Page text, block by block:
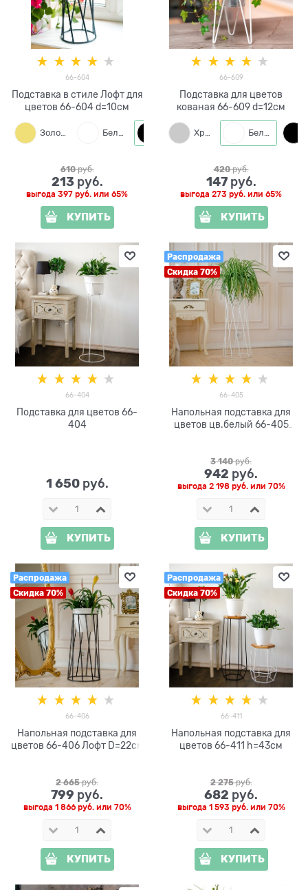
66-604
Подставка в стиле Лофт для
цветов 66-604 d=10см
Золото Белый Серый
610 руб.
213 руб.
выгода 397 руб. или 65%
КУПИТЬ
66-609
Подставка для цветов
кованая 66-609 d=12см
Хром Белый
420 руб.
147 руб.
выгода 273 руб. или 65%
КУПИТЬ
66-404
Подставка для цветов 66-
404
1 650 руб.
КУПИТЬ
Распродажа
Скидка 70%
66-405
Напольная подставка для
цветов цв.белый 66-405
3 140 руб.
942 руб.
выгода 2 198 руб.или 70%
КУПИТЬ
Распродажа
Скидка 70%
66-406
Напольная подставка для
цветов 66-406 Лофт D=22см
2 665 руб.
799 руб.
выгода 1 866 руб.или 70%
КУПИТЬ
Распродажа
Скидка 70%
66-411
Напольная подставка для
цветов 66-411 h=43см
2 275 руб.
682 руб.
выгода 1 593 руб.или 70%
КУПИТЬ